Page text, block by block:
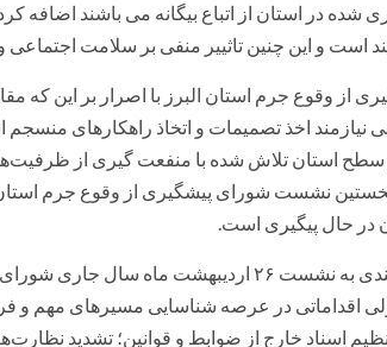
شده در استان از اتباع بیگانه می باشند اضافه
است و این چنین تاثییر منفی بر سلامت اجتماعی
از وقوع جرم استان البرز با اصرار بر این که
نیازمند اخذ تصمیمات و اتخاذ راهکار‌های
سطح استان تلاش شده با منفعت گیری از
نشست شورای پیشگیری از وقوع جرم استان
حال پیگیری است.
اشاره فاضلی هریکندی به نشست ۲۶
اقداماتی در عرصه شناسایی مسیر‌های مهم و
اسناد خارج از ضوابط و قوانین؛ تشدید